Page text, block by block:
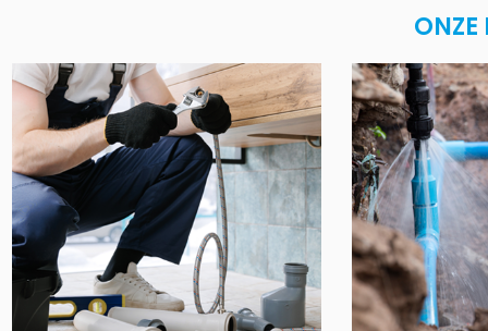
ONZE